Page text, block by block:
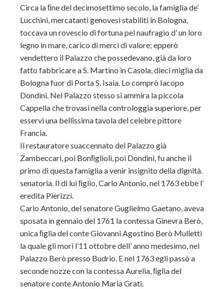
Circa la ﬁne del decimosettimo secolo, la famiglia de’
Lucchini, mercatanti genovesi stabiliti in Bologna,
toccava un rovescio di fortuna pel naufragio d’ un loro
legno in mare, carico di merci di valore; epperò
vendettero il Palazzo che possedevano, già da loro
fatto fabbricare a S. Martino in Casola, dieci miglia da
Bologna fuor di Porta S. Isaia. Lo comprò Iacopo
Dondini. Nel Palazzo stesso si ammira la piccola
Cappella che trovasi nella controloggia superiore, per
esservi una bellissima tavola del celebre pittore
Francia.
Il restauratore suaccennato del Palazzo già
Zambeccari, poi Bonﬁglioli, poi Dondini, fu anche il
primo di questa famiglia a venir insignito della dignità.
senatoria. Il di lui ﬁglio, Carlo Antonio, nel 1763 ebbe l’
eredita Pierizzi.
Carlo Antonio, del senatore Guglielmo Gaetano, aveva
sposata in gennaio del 1761 la contessa Ginevra Berò,
unica ﬁglia del conte Giovanni Agostino Berò Mulletti
la quale gli morì l’11 ottobre dell’ anno medesimo, nel
Palazzo Berò presso Budrio. E nel 1763 egli passò a
seconde nozze con la contessa Aurelia, ﬁglia del
senatore conte Antonio Maria Grati.